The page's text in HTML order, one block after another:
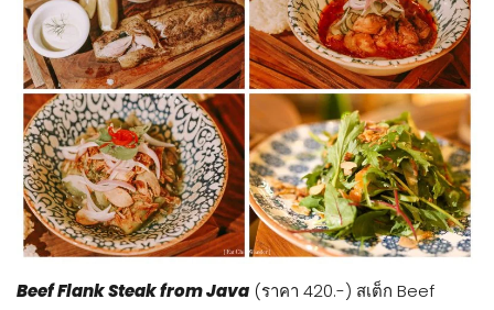
Beef Flank Steak from Java (ราคา 420.-) สเต็ก Beef